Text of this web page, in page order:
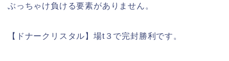
ぶっちゃけ負ける要素がありません。
【ドナークリスタル】場t３で完封勝利です。